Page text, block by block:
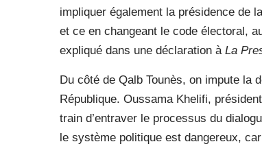
impliquer également la présidence de
et ce en changeant le code électoral,
expliqué dans une déclaration à La
Du côté de Qalb Tounès, on impute la
République. Oussama Khelifi,
train d’entraver le processus du
le système politique est dangereux,